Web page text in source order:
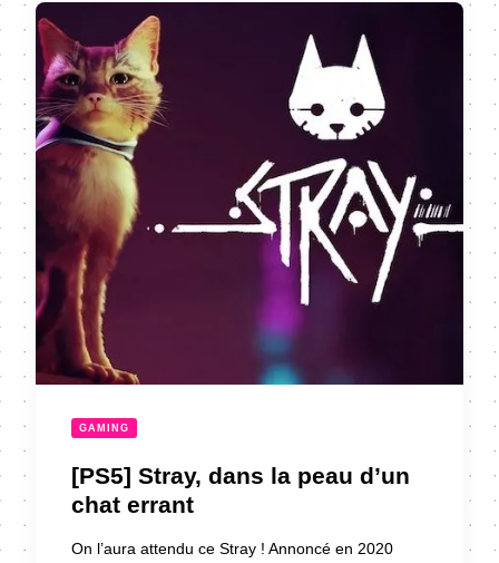
GAMING
[PS5] Stray, dans la peau d’un
chat errant
On l’aura attendu ce Stray ! Annoncé en 2020